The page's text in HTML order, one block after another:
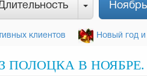
Ноябрь
клиентов Новый год
ПОЛОЦКА В НОЯБРЕ.